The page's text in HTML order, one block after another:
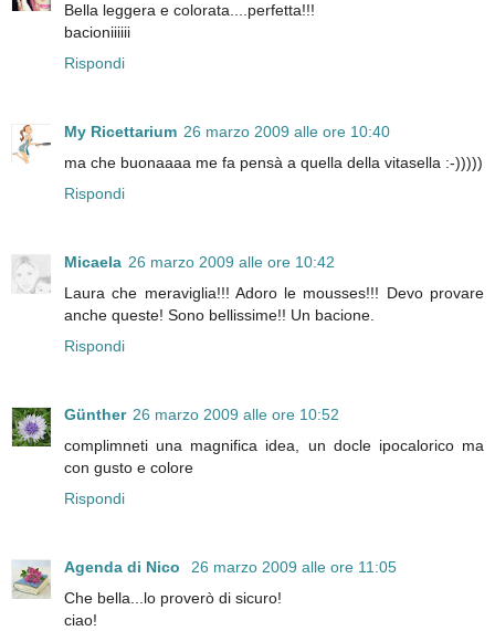
Bella leggera e colorata....perfetta!!!
bacioniiiiii
Rispondi
My Ricettarium 26 marzo 2009 alle ore 10:40
ma che buonaaaa me fa pensà a quella della vitasella :-)))))
Rispondi
Micaela 26 marzo 2009 alle ore 10:42
Laura che meraviglia!!! Adoro le mousses!!! Devo provare
anche queste! Sono bellissime!! Un bacione.
Rispondi
Günther 26 marzo 2009 alle ore 10:52
complimneti una magnifica idea, un docle ipocalorico ma
con gusto e colore
Rispondi
Agenda di Nico
26 marzo 2009 alle ore 11:05
Che bella...lo proverò di sicuro!
ciao!